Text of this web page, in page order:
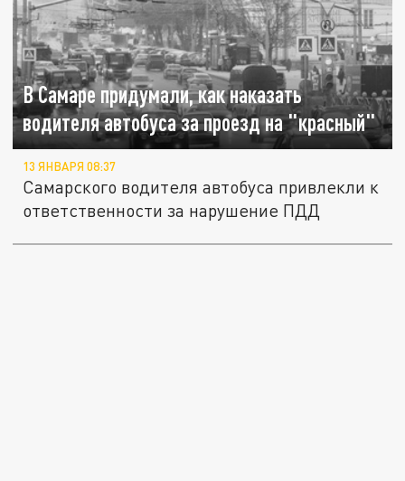
В Самаре придумали, как наказать
водителя автобуса за проезд на "красный"
13 ЯНВАРЯ 08:37
Самарского водителя автобуса привлекли к
ответственности за нарушение ПДД